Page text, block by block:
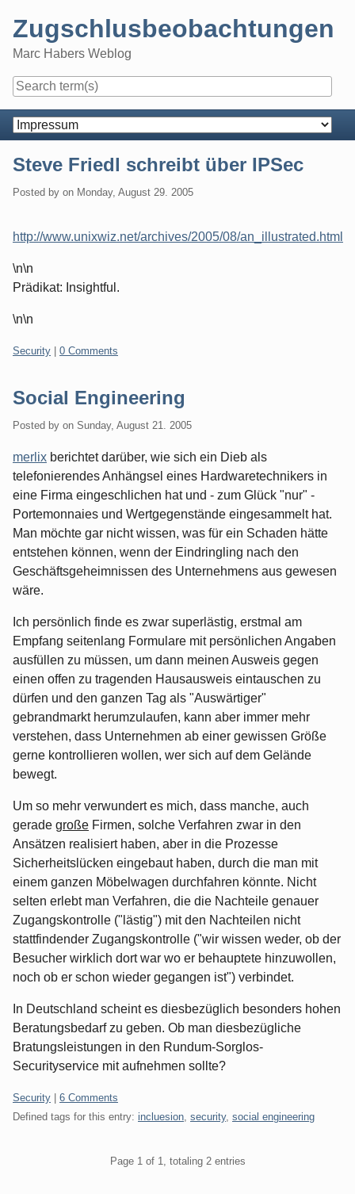
content
Zugschlusbeobachtungen
Marc Habers Weblog
Navigation
Steve Friedl schreibt über IPSec
Posted by on Monday, August 29. 2005
http://www.unixwiz.net/archives/2005/08/an_illustrated.html
\n\n
Prädikat: Insightful.
\n\n
Categories:
Security 0 Comments
Social Engineering
Posted by on Sunday, August 21. 2005
merlix berichtet darüber, wie sich ein Dieb als
telefonierendes Anhängsel eines Hardwaretechnikers in
eine Firma eingeschlichen hat und - zum Glück "nur" -
Portemonnaies und Wertgegenstände eingesammelt hat.
Man möchte gar nicht wissen, was für ein Schaden hätte
entstehen können, wenn der Eindringling nach den
Geschäftsgeheimnissen des Unternehmens aus gewesen
wäre.
Ich persönlich finde es zwar superlästig, erstmal am
Empfang seitenlang Formulare mit persönlichen Angaben
ausfüllen zu müssen, um dann meinen Ausweis gegen
einen offen zu tragenden Hausausweis eintauschen zu
dürfen und den ganzen Tag als "Auswärtiger"
gebrandmarkt herumzulaufen, kann aber immer mehr
verstehen, dass Unternehmen ab einer gewissen Größe
gerne kontrollieren wollen, wer sich auf dem Gelände
bewegt.
Um so mehr verwundert es mich, dass manche, auch
gerade große Firmen, solche Verfahren zwar in den
Ansätzen realisiert haben, aber in die Prozesse
Sicherheitslücken eingebaut haben, durch die man mit
einem ganzen Möbelwagen durchfahren könnte. Nicht
selten erlebt man Verfahren, die die Nachteile genauer
Zugangskontrolle ("lästig") mit den Nachteilen nicht
stattfindender Zugangskontrolle ("wir wissen weder, ob der
Besucher wirklich dort war wo er behauptete hinzuwollen,
noch ob er schon wieder gegangen ist") verbindet.
In Deutschland scheint es diesbezüglich besonders hohen
Beratungsbedarf zu geben. Ob man diesbezügliche
Bratungsleistungen in den Rundum-Sorglos-
Securityservice mit aufnehmen sollte?
Categories:
Security
6 Comments
Defined tags for this entry: incluesion security, social engineering
Page 1 of 1, totaling 2 entries